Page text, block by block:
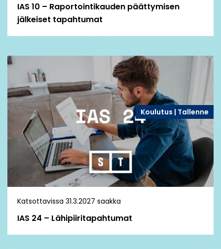
IAS 10 – Raportointikauden päättymisen
jälkeiset tapahtumat​
Koulutus | Tallenne
Katsottavissa 31.3.2027 saakka
IAS 24 – Lähipiiritapahtumat